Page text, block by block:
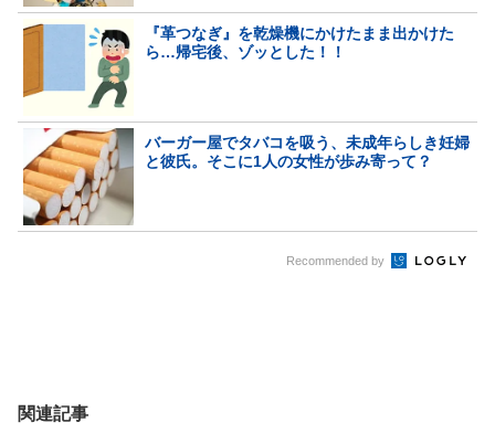
『革つなぎ』を乾燥機にかけたまま出かけた
ら…帰宅後、ゾッとした！！
バーガー屋でタバコを吸う、未成年らしき妊婦
と彼氏。そこに1人の女性が歩み寄って？
Recommended by
関連記事